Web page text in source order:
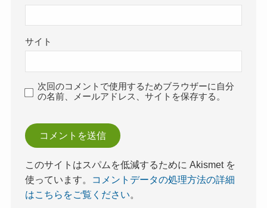
サイト
次回のコメントで使用するためブラウザーに自分
の名前、メールアドレス、サイトを保存する。
このサイトはスパムを低減するために Akismet を
使っています。
コメントデータの処理方法の詳細
はこちらをご覧ください。